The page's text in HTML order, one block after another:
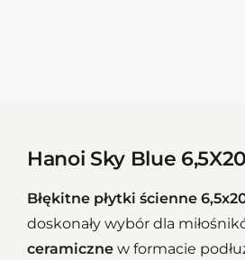
Hanoi Sky Blue 6,5X20
Błękitne płytki ścienne
doskonały wybór dla
ceramiczne w formacie